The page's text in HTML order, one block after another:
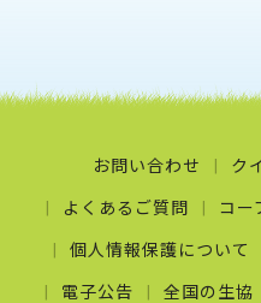
お問い合わせ ク
よくあるご質問 コー
個人情報保護について
電子公告 全国の生協